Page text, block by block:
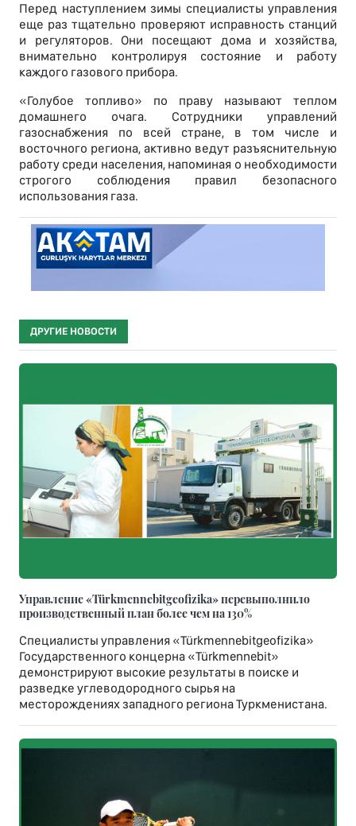
Перед наступлением зимы специалисты управления
еще раз тщательно проверяют исправность станций
и регуляторов. Они посещают дома и хозяйства,
внимательно контролируя состояние и работу
каждого газового прибора.
«Голубое топливо» по праву называют теплом
домашнего очага. Сотрудники управлений
газоснабжения по всей стране, в том числе и
восточного региона, активно ведут разъяснительную
работу среди населения, напоминая о необходимости
строгого соблюдения правил безопасного
использования газа.
ДРУГИЕ НОВОСТИ
Управление «Türkmennebitgeofizika» перевыполнило
производственный план более чем на 130%
Специалисты управления «Türkmennebitgeofizika»
Государственного концерна «Türkmennebit»
демонстрируют высокие результаты в поиске и
разведке углеводородного сырья на
месторождениях западного региона Туркменистана.